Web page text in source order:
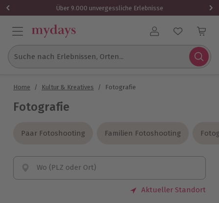
Über 9.000 unvergessliche Erlebnisse
Benutzerkonto
Suche nach Erlebnissen, Orten...
Home / Kultur & Kreatives / Fotografie
Fotografie
Paar Fotoshooting
Paar Fotoshooting Familien Fotoshooting
Familien Fotoshooting
Wo (PLZ oder Ort)
Aktueller Standort